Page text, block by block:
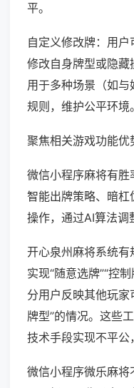
平。
自定义修改牌：用户
修改自身牌型或隐藏
用于多种场景（如
规则，维护公平环境。
聚焦相关游戏功能优
微信小程序麻将有胜
智能出牌策略、暗
操作，通过AI算法调
开心泉州麻将系统
实现“随意选牌”“控
分用户反映其他玩家
牌型”的情况。这些
技术手段实现不平公
微信小程序微乐麻